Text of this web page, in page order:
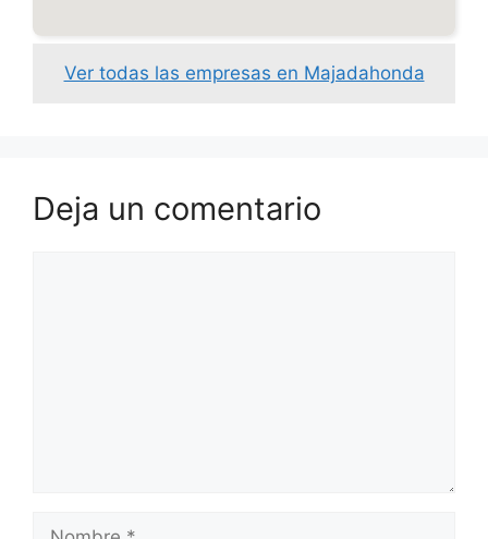
Ver todas las empresas en Majadahonda
Deja un comentario
Nombre